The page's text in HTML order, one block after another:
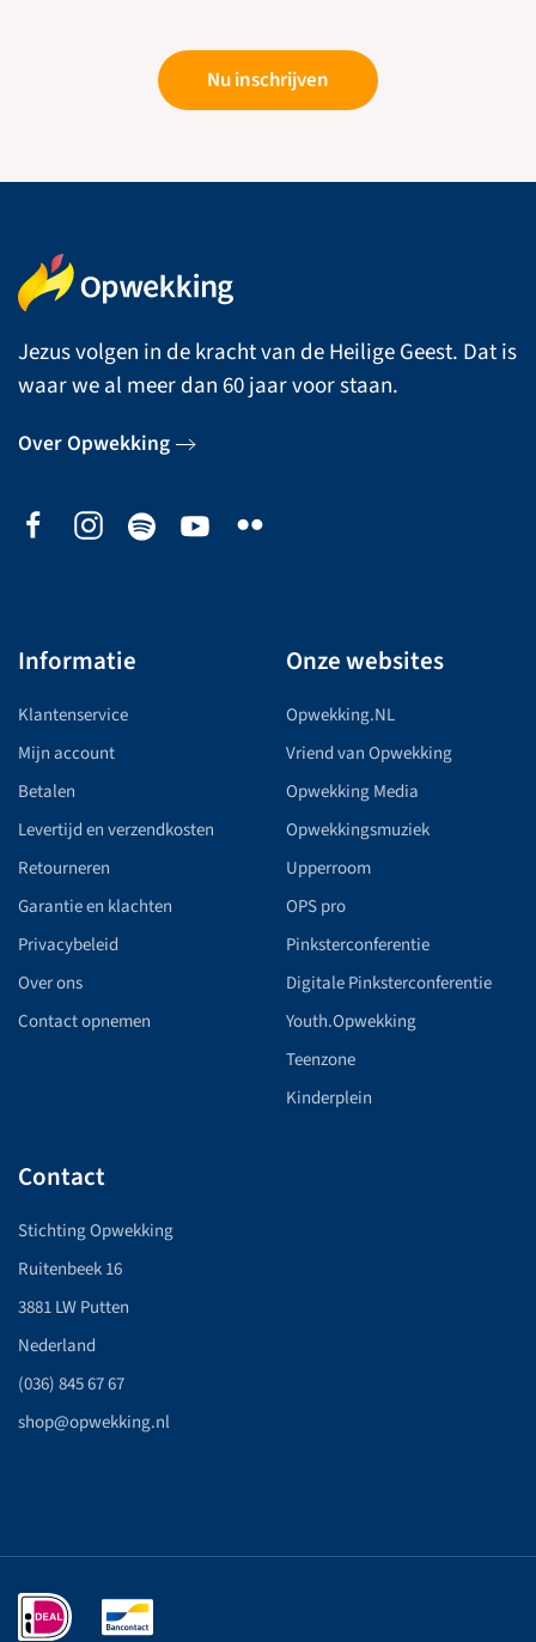
Nu inschrijven
Jezus volgen in de kracht van de Heilige Geest. Dat is
waar we al meer dan 60 jaar voor staan.
Over Opwekking
Informatie
Klantenservice
Mijn account
Betalen
Levertijd en verzendkosten
Retourneren
Garantie en klachten
Privacybeleid
Over ons
Contact opnemen
Onze websites
Opwekking.NL
Vriend van Opwekking
Opwekking Media
Opwekkingsmuziek
Upperroom
OPS pro
Pinksterconferentie
Digitale Pinksterconferentie
Youth.Opwekking
Teenzone
Kinderplein
Contact
Stichting Opwekking
Ruitenbeek 16
3881 LW Putten
Nederland
(036) 845 67 67
shop@opwekking.nl